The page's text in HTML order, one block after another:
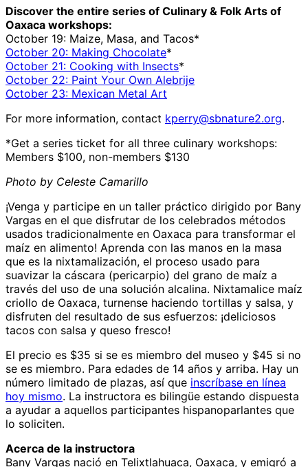
Discover the entire series of Culinary & Folk Arts of
Oaxaca workshops:
October 19: Maize, Masa, and Tacos*
October 20: Making Chocolate*
October 21: Cooking with Insects*
October 22: Paint Your Own Alebrije
October 23: Mexican Metal Art
For more information, contact kperry@sbnature2.org.
*Get a series ticket for all three culinary workshops:
Members $100, non-members $130
Photo by Celeste Camarillo
¡Venga y participe en un taller práctico dirigido por Bany
Vargas en el que disfrutar de los celebrados métodos
usados tradicionalmente en Oaxaca para transformar el
maíz en alimento! Aprenda con las manos en la masa
que es la nixtamalización, el proceso usado para
suavizar la cáscara (pericarpio) del grano de maíz a
través del uso de una solución alcalina. Nixtamalice maíz
criollo de Oaxaca, turnense haciendo tortillas y salsa, y
disfruten del resultado de sus esfuerzos: ¡deliciosos
tacos con salsa y queso fresco!
El precio es $35 si se es miembro del museo y $45 si no
se es miembro. Para edades de 14 años y arriba. Hay un
número limitado de plazas, así que inscríbase en línea
hoy mismo. La instructora es bilingüe estando dispuesta
a ayudar a aquellos participantes hispanoparlantes que
lo soliciten.
Acerca de la instructora
Bany Vargas nació en Telixtlahuaca, Oaxaca, y emigró a